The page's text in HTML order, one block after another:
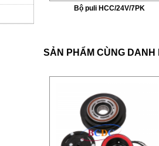
Bộ puli HCC/24V/7PK
SẢN PHẨM CÙNG